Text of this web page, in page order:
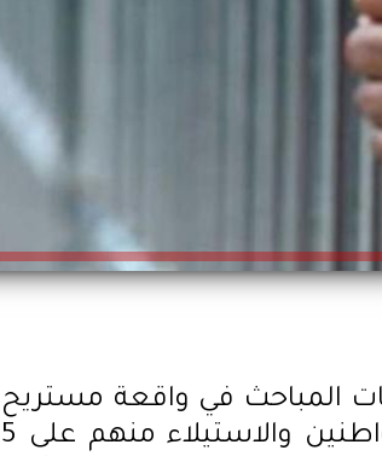
المباحث في واقعة مستريح
الذهب لقيامه بالنصب والإحتيال على المواطنين والاستيلاء منهم على 5